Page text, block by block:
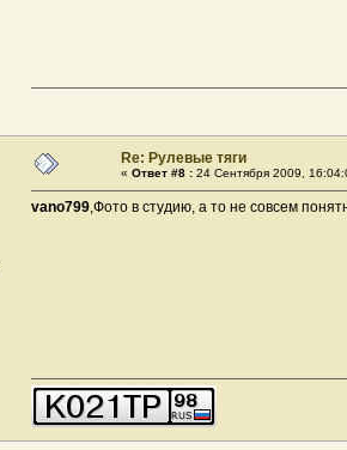
Re: Рулевые тяги
« Ответ #8 : 24 Сентября 2009,
vano799,Фото в студию, а то не совсем